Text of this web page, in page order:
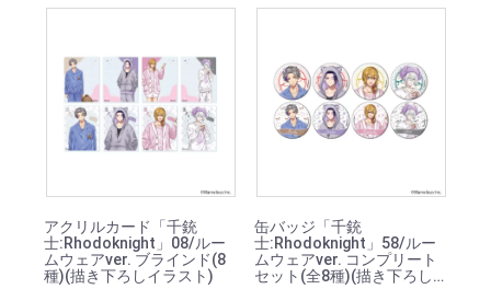
アクリルカード「千銃
士:Rhodoknight」08/ルー
ムウェアver. ブラインド(8
種)(描き下ろしイラスト)
缶バッジ「千銃
士:Rhodoknight」58/ルー
ムウェアver. コンプリート
セット(全8種)(描き下ろし